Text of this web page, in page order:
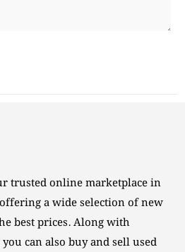
trusted online marketplace in
a wide selection of new
best prices. Along with
can also buy and sell used